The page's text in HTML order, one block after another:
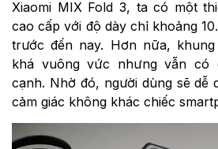
Xiaomi MIX Fold 3, ta có một
cao cấp với độ dày chỉ khoảng
trước đến nay. Hơn nữa,
khá vuông vức nhưng vẫn có
cạnh. Nhờ đó, người dùng sẽ dễ
cảm giác không khác chiếc